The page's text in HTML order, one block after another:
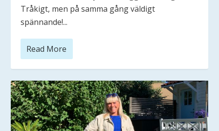
Tråkigt, men på samma gång väldigt
spännande!...
Read More